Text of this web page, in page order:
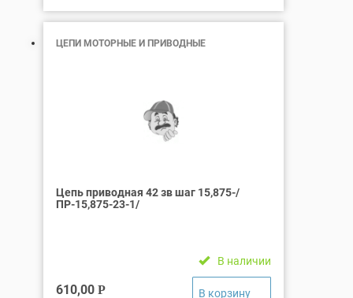
ЦЕПИ МОТОРНЫЕ И ПРИВОДНЫЕ
Цепь приводная 42 зв шаг 15,875-/
ПР-15,875-23-1/
В наличии
610,00 Р